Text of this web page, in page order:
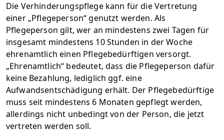
Die Verhinderungspflege kann für die Vertretung
einer „Pflegeperson“ genutzt werden. Als
Pflegeperson gilt, wer an mindestens zwei Tagen für
insgesamt mindestens 10 Stunden in der Woche
ehrenamtlich einen Pflegebedürftigen versorgt.
„Ehrenamtlich“ bedeutet, dass die Pflegeperson dafür
keine Bezahlung, lediglich ggf. eine
Aufwandsentschädigung erhält. Der Pflegebedürftige
muss seit mindestens 6 Monaten gepflegt werden,
allerdings nicht unbedingt von der Person, die jetzt
vertreten werden soll.